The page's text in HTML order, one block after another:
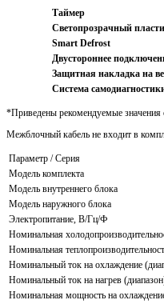
Таймер
Светопрозрачный
Smart Defrost
Двустороннее
Защитная накладка на
Система
*Приведены рекомендуемые значения
Межблочный кабель не входит в
Параметр / Серия
Модель комплекта
Модель внутреннего блока
Модель наружного блока
Электропитание, В/Гц/Ф
Номинальная
Номинальная
Номинальный ток на охлаждение
Номинальный ток на нагрев
Номинальная мощность на